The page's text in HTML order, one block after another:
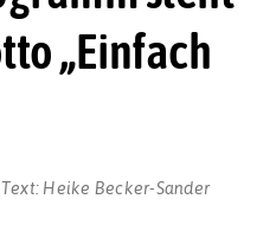
„Einfach
Text: Heike Becker-Sander